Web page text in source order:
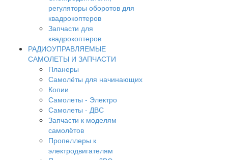
регуляторы оборотов для
квадрокоптеров
Запчасти для
квадрокоптеров
РАДИОУПРАВЛЯЕМЫЕ
САМОЛЕТЫ И ЗАПЧАСТИ
Планеры
Самолёты для начинающих
Копии
Самолеты - Электро
Самолеты - ДВС
Запчасти к моделям
самолётов
Пропеллеры к
электродвигателям